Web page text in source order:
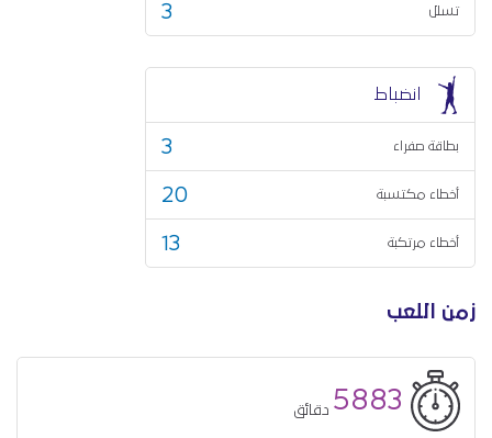
زمن اللعب
5883 دقائق
تسلل 3
انضباط
بطاقة صفراء 3
أخطاء مكتسبة 20
أخطاء مرتكبة 13